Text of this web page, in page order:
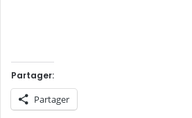
Partager:
Partager